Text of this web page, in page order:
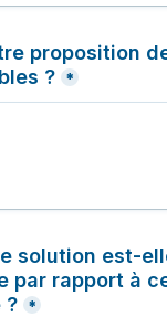
proposition
? *
solution est-
par rapport à
? *